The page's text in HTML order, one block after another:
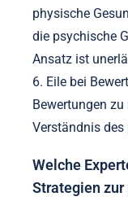
physische
die psychische
Ansatz ist
6. Eile bei
Bewertungen
Verständnis
Welche
Strategien zur